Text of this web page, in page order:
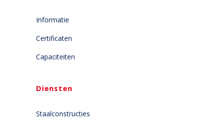
Informatie
Certificaten
Capaciteiten
Diensten
Staalconstructies